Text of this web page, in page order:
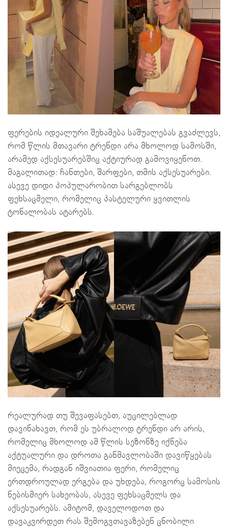
ფერების იდეალური შეხამება საშუალებას გვაძლევს,
რომ წლის მთავარი ტრენდი არა მხოლოდ სამოსში,
არამედ აქსესუარებშიც აქტიურად გამოვიყენოთ.
მაგალითად: ჩანთები, შარფები, თმის აქსესუარები.
ასევე დიდი პოპულარობით სარგებლობს
ფეხსაცმელი, რომელიც პასტელური ყვითლის
ტონალობას ატარებს.
რეალურად თუ შევაფასებთ, აუცილებლად
დავინახავთ, რომ ეს უბრალოდ ტრენდი არ არის,
რომელიც მხოლოდ ამ წლის სეზონზე იქნება
აქტუალური და დროთა განმავლობაში დავიწყებას
მიეცემა, რადგან იშვიათია ფერი, რომელიც
ერთდროულად ერგება და უხდება, როგორც სამოსის
ნებისმიერ სახეობას, ასევე ფეხსაცმელს და
აქსესუარებს. ამიტომ, დაველოდოთ და
დავაკვირდეთ რას შემოგვთავაზებენ ცნობილი